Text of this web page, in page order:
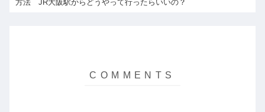
方法 JR大阪駅からどうやって行ったらいいの？